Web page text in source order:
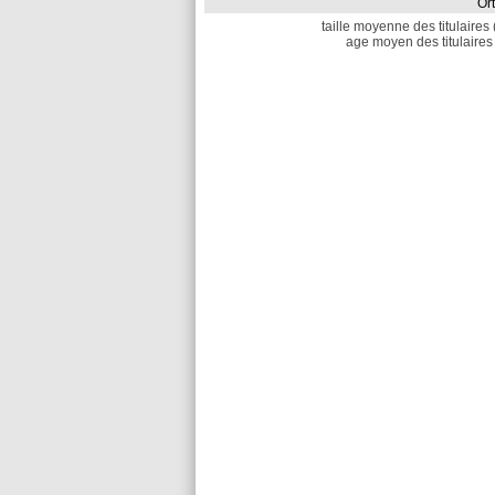
taille moyenne des titulaires
age moyen des titulaires